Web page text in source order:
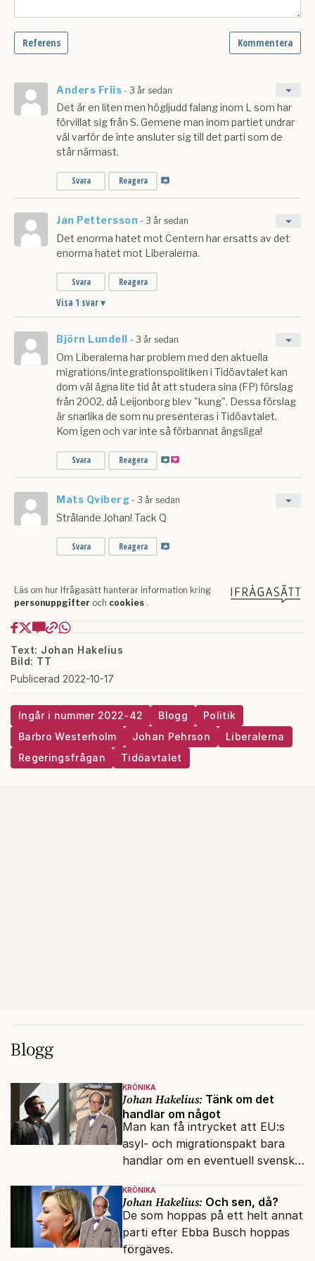
Text: Johan Hakelius
Bild: TT
Publicerad 2022-10-17
Ingår i nummer 2022-42 Blogg
Politik
Barbro Westerholm
Johan Pehrson
Liberalerna
Regeringsfrågan
Tidöavtalet
Blogg
KRÖNIKA
Johan Hakelius: Tänk om det
handlar om något
Man kan få intrycket att EU:s
asyl- och migrationspakt bara
handlar om en eventuell svensk
KRÖNIKA
Johan Hakelius: Och sen, då?
De som hoppas på ett helt annat
parti efter Ebba Busch hoppas
förgäves.